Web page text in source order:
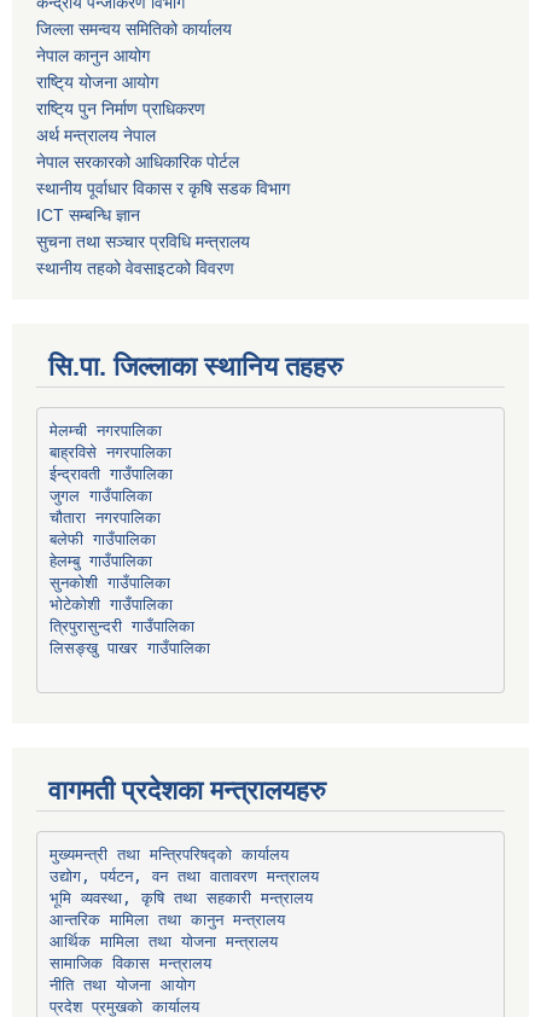
जिल्ला समन्वय समितिको कार्यालय
नेपाल कानुन आयोग
राष्टि्य योजना आयोग
राष्टि्य पुन निर्माण प्राधिकरण
अर्थ मन्त्रालय नेपाल
नेपाल सरकारको आधिकारिक पोर्टल
स्थानीय पूर्वाधार विकास र कृषि सडक विभाग
ICT सम्बन्धि ज्ञान
सुचना तथा सञ्चार प्रविधि मन्त्रालय
स्थानीय तहको वेवसाइटको विवरण
सि.पा. जिल्लाका स्थानिय तहहरु
मेलम्ची नगरपालिका
बाह्रविसे नगरपालिका
ईन्द्रावती गाउँपालिका
जुगल गाउँपालिका
चौतारा नगरपालिका
बलेफी गाउँपालिका
हेलम्बु गाउँपालिका
सुनकोशी गाउँपालिका
भोटेकोशी गाउँपालिका
त्रिपुरासुन्दरी गाउँपालिका
लिसङ्खु पाखर गाउँपालिका
वागमती प्रदेशका मन्त्रालयहरु
मुख्यमन्त्री तथा मन्त्रिपरिषद्को कार्यालय
उद्योग, पर्यटन, वन तथा वातावरण मन्त्रालय
भूमि व्यवस्था, कृषि तथा सहकारी मन्त्रालय
आन्तरिक मामिला तथा कानुन मन्त्रालय
आर्थिक मामिला तथा योजना मन्त्रालय
सामाजिक विकास मन्त्रालय
नीति तथा योजना आयोग
प्रदेश प्रमुखको कार्यालय